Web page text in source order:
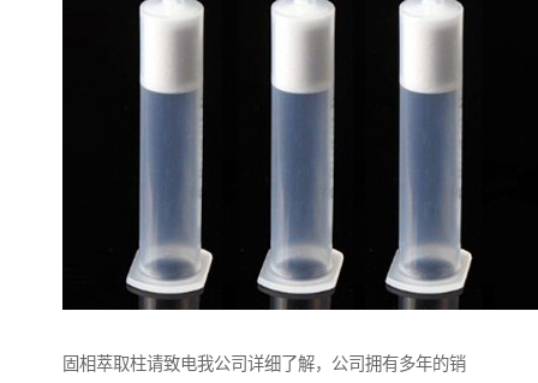
固相萃取柱请致电我公司详细了解，公司拥有多年的销